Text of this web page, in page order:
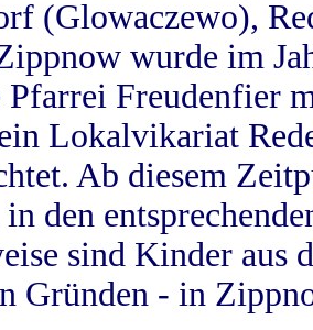
(Glowaczewo),
wurde im
Pfarrei Freudenfier
Lokalvikariat
Ab diesem
den
sind Kinder aus
Gründen - in